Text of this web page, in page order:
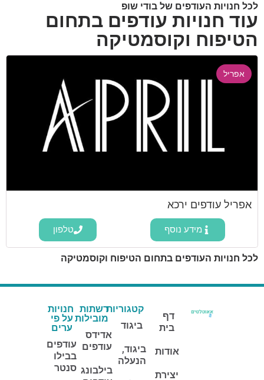
לכל חנויות העודפים של בודי שופ
עוד חנויות עודפים בתחום
הטיפוח וקוסמטיקה
אפריל
אפריל עודפים ירכא
מידע נוסף טלפון
לכל חנויות העודפים בתחום הטיפוח וקוסמטיקה
דף
בית
אודות
יצירת
קטגוריות
ביגוד
ביגוד,
הנעלה
רשתות
מובילות
אדידס
עודפים
בילבונג
חנויות
על פי
ערים
עודפים
בבילו
סנטר